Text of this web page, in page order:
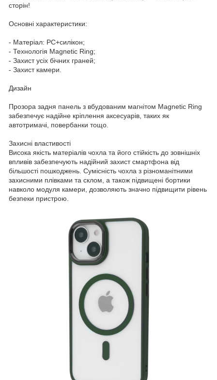
сторін!
Основні характеристики:
- Матеріал: PC+силікон;
- Технологія Magnetic Ring;
- Захист усіх бічних граней;
- Захист камери.
Дизайн
Прозора задня панель з вбудованим магнітом Magnetic Ring
забезпечує надійне кріплення аксесуарів, таких як
автотримачі, повербанки тощо.
Захисні властивості
Висока якість матеріалів чохла та його стійкість до зовнішніх
впливів забезпечують надійний захист смартфона від
більшості пошкоджень. Сумісність чохла з різноманітними
захисними плівками та склом, а також підвищені бортики
навколо модуля камери, дозволяють значно підвищити рівень
безпеки пристрою.